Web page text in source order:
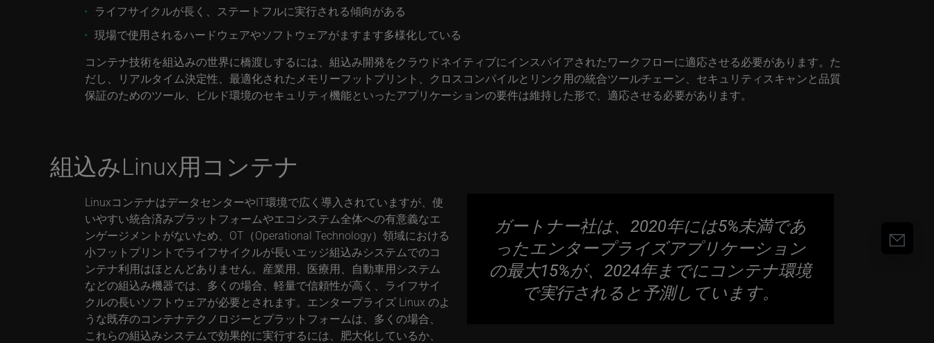
ライフサイクルが長く、ステートフルに実行される傾向がある
現場で使用されるハードウェアやソフトウェアがますます多様化している
コンテナ技術を組込みの世界に橋渡しするには、組込み開発をクラウドネイティブにインスパイアされたワークフローに適応させる必要があります。た
だし、リアルタイム決定性、最適化されたメモリーフットプリント、クロスコンパイルとリンク用の統合ツールチェーン、セキュリティスキャンと品質
保証のためのツール、ビルド環境のセキュリティ機能といったアプリケーションの要件は維持した形で、適応させる必要があります。
組込みLinux用コンテナ
LinuxコンテナはデータセンターやIT環境で広く導入されていますが、使
いやすい統合済みプラットフォームやエコシステム全体への有意義なエ
ンゲージメントがないため、OT（Operational Technology）領域における
小フットプリントでライフサイクルが長いエッジ組込みシステムでのコ
ンテナ利用はほとんどありません。産業用、医療用、自動車用システム
などの組込み機器では、多くの場合、軽量で信頼性が高く、ライフサイ
クルの長いソフトウェアが必要とされます。エンタープライズ Linux のよ
うな既存のコンテナテクノロジーとプラットフォームは、多くの場合、
これらの組込みシステムで効果的に実行するには、肥大化しているか、
ガートナー社は、2020年には5%未満であ
ったエンタープライズアプリケーション
の最大15%が、2024年までにコンテナ環境
で実行されると予測しています。